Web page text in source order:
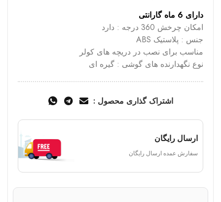
دارای 6 ماه گارانتی
امکان چرخش 360 درجه : دارد
جنس : پلاستیک ABS
مناسب برای نصب در دریچه های کولر
نوع نگهدارنده های گوشی : گیره ای
اشتراک گذاری محصول :
ارسال رایگان
سفارش عمده ارسال رایگان